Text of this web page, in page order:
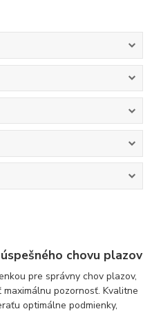
chovu plazov
pre správny chov plazov,
pozornosť. Kvalitne
optimálne podmienky,